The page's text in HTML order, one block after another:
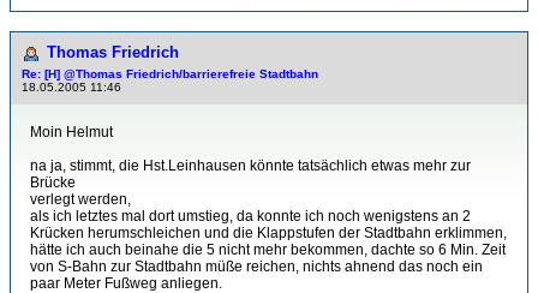
Thomas Friedrich
Re: [H] @Thomas Friedrich/barrierefreie Stadtbahn
18.05.2005 11:46
Moin Helmut
na ja, stimmt, die Hst.Leinhausen könnte tatsächlich etwas mehr zur
Brücke
verlegt werden,
als ich letztes mal dort umstieg, da konnte ich noch wenigstens an 2
Krücken herumschleichen und die Klappstufen der Stadtbahn erklimmen,
hätte ich auch beinahe die 5 nicht mehr bekommen, dachte so 6 Min. Zeit
von S-Bahn zur Stadtbahn müße reichen, nichts ahnend das noch ein
paar Meter Fußweg anliegen.